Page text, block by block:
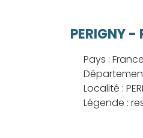
PERIGNY
Pays : France
Localité :
Légende :